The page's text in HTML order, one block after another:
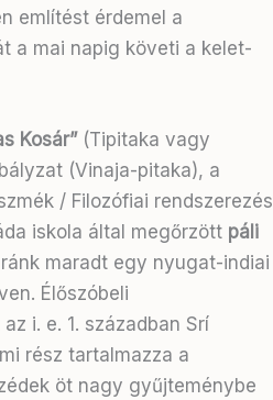
említést érdemel a
a mai napig követi a kelet-
Kosár”(Tipitaka vagy
(Vinaja-pitaka), a
/ Filozófiai rendszerezés
iskola által megőrzött páli
maradt egy nyugat-indiai
. Élőszóbeli
i. e. 1. században Srí
rész tartalmazza a
öt nagy gyűjteménybe